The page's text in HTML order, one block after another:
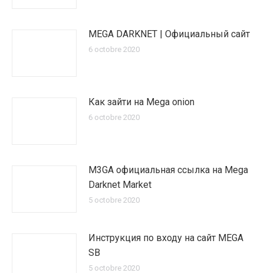
MEGA DARKNET | Официальный сайт
6 octobre 2020
Как зайти на Mega onion
6 octobre 2020
M3GA официальная ссылка на Mega
Darknet Market
5 octobre 2020
Инструкция по входу на сайт MEGA
SB
5 octobre 2020